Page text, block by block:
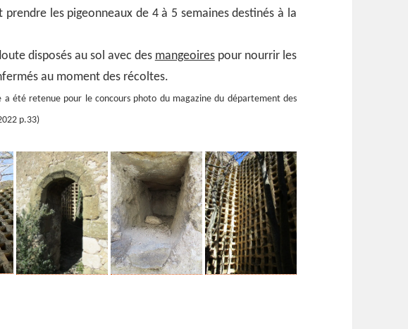
les pigeonneaux de 4 à 5 semaines destinés à la
disposés au sol avec des mangeoirespour nourrir les
au moment des récoltes.
a été retenue pour le concours photo du magazine du département des
p.33)